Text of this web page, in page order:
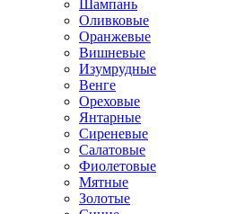
Шампань
Оливковые
Оранжевые
Вишневые
Изумрудные
Венге
Ореховые
Янтарные
Сиреневые
Салатовые
Фиолетовые
Мятные
Золотые